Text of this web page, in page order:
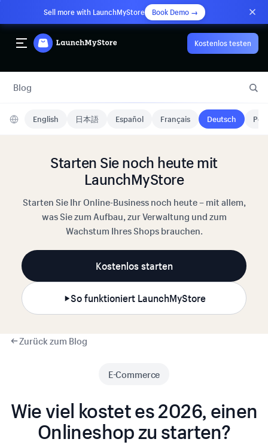
Sell more with LaunchMyStore Book Demo →
Kostenlos testen
Blog
English 日本語 Español Français Deutsch
Starten Sie noch heute mit
LaunchMyStore
Starten Sie Ihr Online-Business noch heute – mit allem,
was Sie zum Aufbau, zur Verwaltung und zum
Wachstum Ihres Shops brauchen.
Kostenlos starten
So funktioniert LaunchMyStore
Zurück zum Blog
E-Commerce
Wie viel kostet es 2026, einen
Onlineshop zu starten?